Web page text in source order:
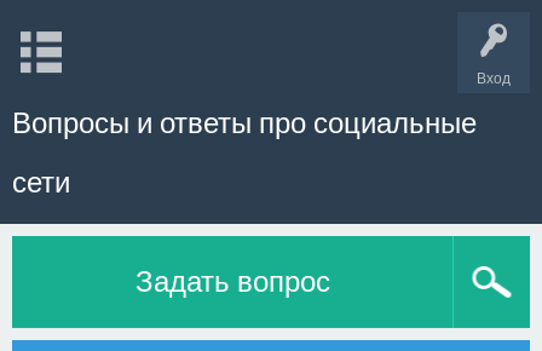
Вход
Вопросы и ответы про социальные
сети
Задать вопрос